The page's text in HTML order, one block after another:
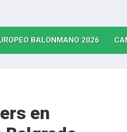
BALONMANO 2026
en